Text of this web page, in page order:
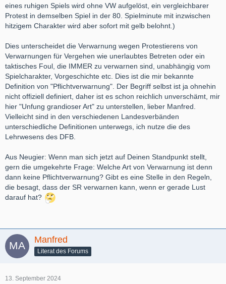
eines ruhigen Spiels wird ohne VW aufgelöst, ein vergleichbarer
Protest in demselben Spiel in der 80. Spielminute mit inzwischen
hitzigem Charakter wird aber sofort mit gelb belohnt.)
Dies unterscheidet die Verwarnung wegen Protestierens von
Verwarnungen für Vergehen wie unerlaubtes Betreten oder ein
taktisches Foul, die IMMER zu verwarnen sind, unabhängig vom
Spielcharakter, Vorgeschichte etc. Dies ist die mir bekannte
Definition von "Pflichtverwarnung". Der Begriff selbst ist ja ohnehin
nicht offiziell definiert, daher ist es schon reichlich unverschämt, mir
hier "Unfung grandioser Art" zu unterstellen, lieber Manfred.
Vielleicht sind in den verschiedenen Landesverbänden
unterschiedliche Definitionen unterwegs, ich nutze die des
Lehrwesens des DFB.
Aus Neugier: Wenn man sich jetzt auf Deinen Standpunkt stellt,
gern die umgekehrte Frage: Welche Art von Verwarnung ist denn
dann keine Pflichtverwarnung? Gibt es eine Stelle in den Regeln,
die besagt, dass der SR verwarnen kann, wenn er gerade Lust
darauf hat?
Manfred
Literat des Forums
13. September 2024